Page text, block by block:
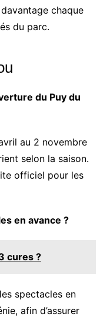
chaque
du parc.
du Puy du
au 2 novembre
selon la saison.
officiel pour les
en avance ?
cures ?
spectacles en
afin d’assurer